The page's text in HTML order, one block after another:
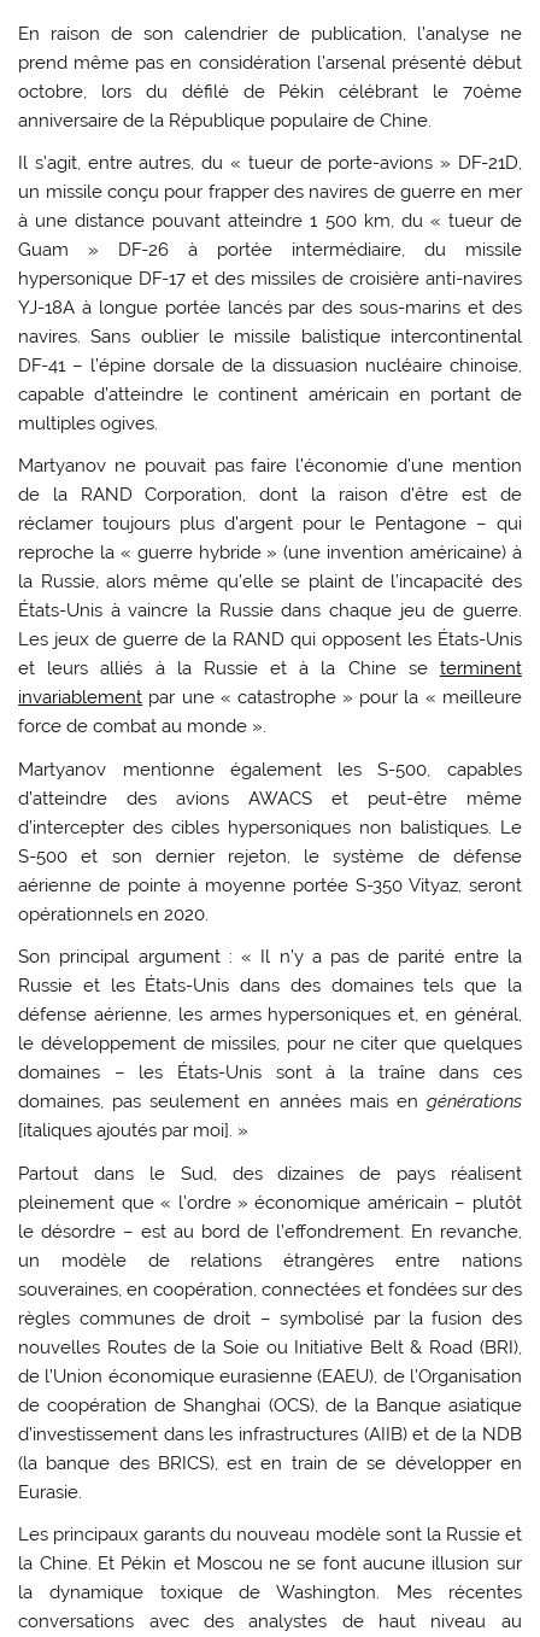
En raison de son calendrier de publication, l’analyse ne
prend même pas en considération l’arsenal présenté début
octobre, lors du défilé de Pékin célébrant le 70ème
anniversaire de la République populaire de Chine.
Il s’agit, entre autres, du « tueur de porte-avions » DF-21D,
un missile conçu pour frapper des navires de guerre en mer
à une distance pouvant atteindre 1 500 km, du « tueur de
Guam » DF-26 à portée intermédiaire, du missile
hypersonique DF-17 et des missiles de croisière anti-navires
YJ-18A à longue portée lancés par des sous-marins et des
navires. Sans oublier le missile balistique intercontinental
DF-41 – l’épine dorsale de la dissuasion nucléaire chinoise,
capable d’atteindre le continent américain en portant de
multiples ogives.
Martyanov ne pouvait pas faire l’économie d’une mention
de la RAND Corporation, dont la raison d’être est de
réclamer toujours plus d’argent pour le Pentagone – qui
reproche la « guerre hybride » (une invention américaine) à
la Russie, alors même qu’elle se plaint de l’incapacité des
États-Unis à vaincre la Russie dans chaque jeu de guerre.
Les jeux de guerre de la RAND qui opposent les États-Unis
et leurs alliés à la Russie et à la Chine se terminent
invariablement par une « catastrophe » pour la « meilleure
force de combat au monde ».
Martyanov mentionne également les S-500, capables
d’atteindre des avions AWACS et peut-être même
d’intercepter des cibles hypersoniques non balistiques. Le
S-500 et son dernier rejeton, le système de défense
aérienne de pointe à moyenne portée S-350 Vityaz, seront
opérationnels en 2020.
Son principal argument : « Il n’y a pas de parité entre la
Russie et les États-Unis dans des domaines tels que la
défense aérienne, les armes hypersoniques et, en général,
le développement de missiles, pour ne citer que quelques
domaines – les États-Unis sont à la traîne dans ces
domaines, pas seulement en années mais en générations
[italiques ajoutés par moi]. »
Partout dans le Sud, des dizaines de pays réalisent
pleinement que « l’ordre » économique américain – plutôt
le désordre – est au bord de l’effondrement. En revanche,
un modèle de relations étrangères entre nations
souveraines, en coopération, connectées et fondées sur des
règles communes de droit – symbolisé par la fusion des
nouvelles Routes de la Soie ou Initiative Belt & Road (BRI),
de l’Union économique eurasienne (EAEU), de l’Organisation
de coopération de Shanghai (OCS), de la Banque asiatique
d’investissement dans les infrastructures (AIIB) et de la NDB
(la banque des BRICS), est en train de se développer en
Eurasie.
Les principaux garants du nouveau modèle sont la Russie et
la Chine. Et Pékin et Moscou ne se font aucune illusion sur
la dynamique toxique de Washington. Mes récentes
conversations avec des analystes de haut niveau au